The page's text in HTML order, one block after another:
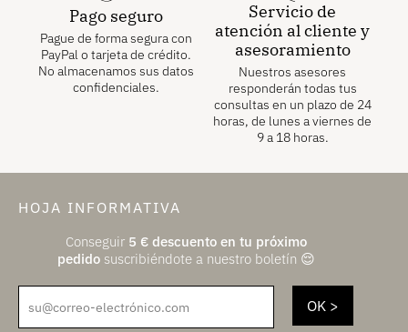
Pago seguro
Pague de forma segura con
PayPal o tarjeta de crédito.
No almacenamos sus datos
confidenciales.
Servicio de
atención al cliente y
asesoramiento
Nuestros asesores
responderán todas tus
consultas en un plazo de 24
horas, de lunes a viernes de
9 a 18 horas.
HOJA INFORMATIVA
Conseguir 5 €descuento en tu próximo
pedidosuscribiéndote a nuestro boletín 😌
su@correo-electrónico.com